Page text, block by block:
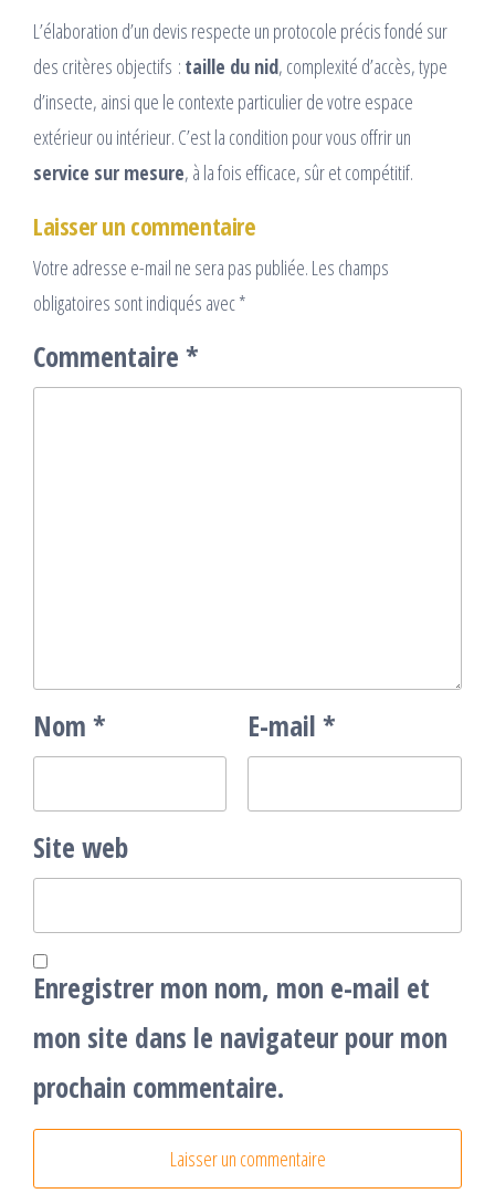
L’élaboration d’un devis respecte un protocole précis fondé sur
des critères objectifs : taille du nid, complexité d’accès, type
d’insecte, ainsi que le contexte particulier de votre espace
extérieur ou intérieur. C’est la condition pour vous offrir un
service sur mesure, à la fois efficace, sûr et compétitif.
Laisser un commentaire
Votre adresse e-mail ne sera pas publiée. Les champs
obligatoires sont indiqués avec*
Commentaire *
Nom * E-mail *
Site web
Enregistrer mon nom, mon e-mail et
mon site dans le navigateur pour mon
prochain commentaire.